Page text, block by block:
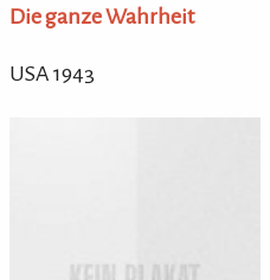
Die ganze Wahrheit
USA 1943